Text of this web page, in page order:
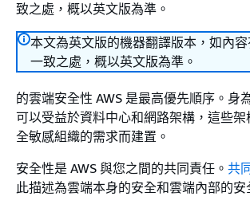
致之處，概以英文版為準。
本文為英文版的機器翻譯版本，如內
一致之處，概以英文版為準。
的雲端安全性 AWS 是最高優先順序。身
可以受益於資料中心和網路架構，這些
全敏感組織的需求而建置。
安全性是 AWS 與您之間的共同責任。 共
此描述為雲端本身的安全和雲端內部的安